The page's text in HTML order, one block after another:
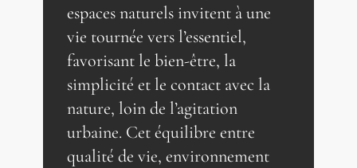
espaces naturels invitent à une
vie tournée vers l’essentiel,
favorisant le bien-être, la
simplicité et le contact avec la
nature, loin de l’agitation
urbaine. Cet équilibre entre
qualité de vie, environnement